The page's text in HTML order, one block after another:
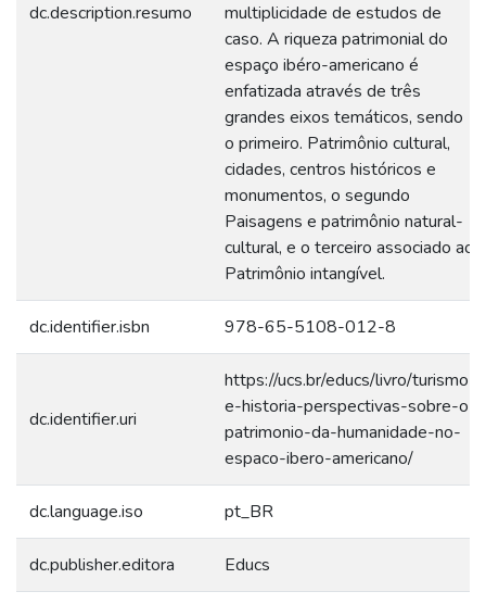
dc.description.resumo
multiplicidade de estudos de
caso. A riqueza patrimonial do
espaço ibéro-americano é
enfatizada através de três
grandes eixos temáticos, sendo
o primeiro. Patrimônio cultural,
cidades, centros históricos e
monumentos, o segundo
Paisagens e patrimônio natural-
cultural, e o terceiro associado ao
Patrimônio intangível.
dc.identifier.isbn 978-65-5108-012-8
dc.identifier.uri
https://ucs.br/educs/livro/turismo-
e-historia-perspectivas-sobre-o-
patrimonio-da-humanidade-no-
espaco-ibero-americano/
dc.language.iso pt_BR
dc.publisher.editora Educs